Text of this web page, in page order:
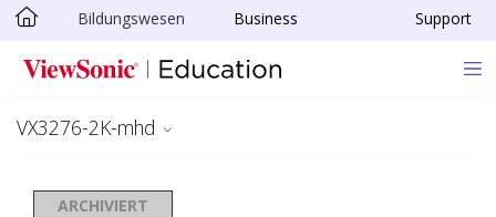
Skip to main content
Bildungswesen Business Support
VX3276-2K-mhd
ARCHIVIERT